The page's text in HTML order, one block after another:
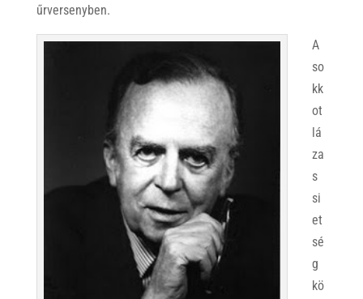
űrversenyben.
A
so
kk
ot
lá
za
s
si
et
sé
g
kö